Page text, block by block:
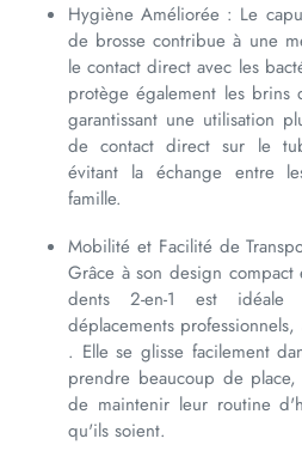
Hygiène Améliorée : Le
de brosse contribue à une
le contact direct avec les
protège également les brins
garantissant une utilisation
de contact direct sur le
évitant la échange entre
famille.
Mobilité et Facilité de
Grâce à son design
dents 2-en-1 est
déplacements
. Elle se glisse facilement
prendre beaucoup de
de maintenir leur routine
qu'ils soient.